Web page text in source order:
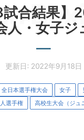
試合結果】
人・女子ジ
更新日: 2022年9月18日
全日本選手権大会 女子
選手権
高校生大会（ジュ